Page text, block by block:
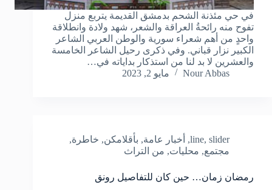
في حي مئذنة الشحم بدمشق القديمة يتربع منزل
تفوح منه رائحةُ العراقة والشعر، شهد ولادة وانطلاقة
واحدٍ من أهم شعراء سورية والوطن العربي الشاعر
الكبير نزار قباني. وفي ذكرى رحيل الشاعر الخامسة
والعشرين لا بد لنا من استذكار بداياته في…
Nour Abbas
مايو 2, 2023
line, slider
, أخبار عامة, بأقلامكن, خاطرة,
مجتمع, محليات, من التراث
رمضان زمان… حين كان للتفاصيل رونق